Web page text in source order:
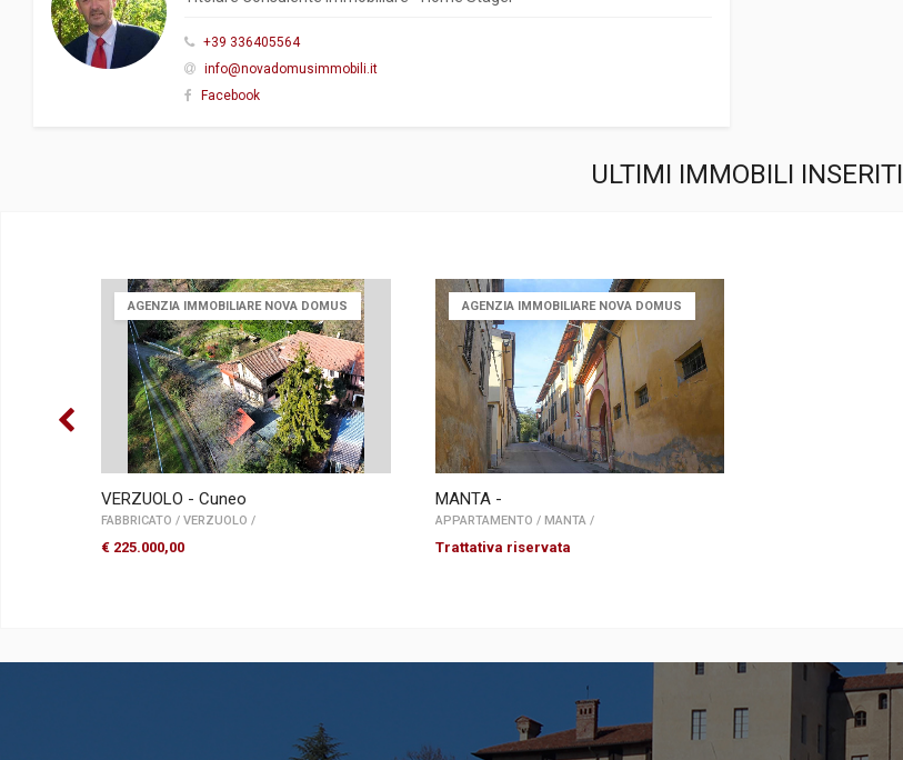
+39 336405564
info@novadomusimmobili.it
Facebook
ULTIMI IMMOBILI INSERITI
AGENZIA IMMOBILIARE NOVA DOMUS
VERZUOLO - Cuneo
FABBRICATO / VERZUOLO /
€ 225.000,00
AGENZIA IMMOBILIARE NOVA DOMUS
MANTA -
APPARTAMENTO /MANTA /
Trattativa riservata